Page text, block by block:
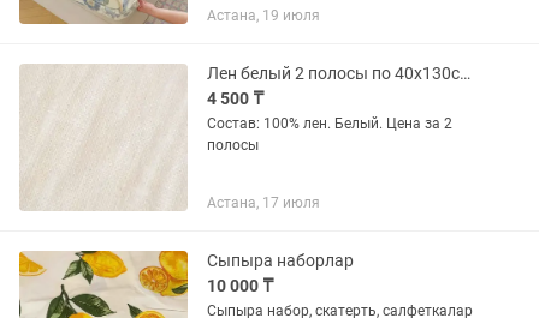
Астана, 19 июля
Лен белый 2 полосы по 40х130см за все
4 500 ₸
Состав: 100% лен. Белый. Цена за 2
полосы
Астана, 17 июля
Сыпыра наборлар
10 000 ₸
Сыпыра набор, скатерть, салфеткалар